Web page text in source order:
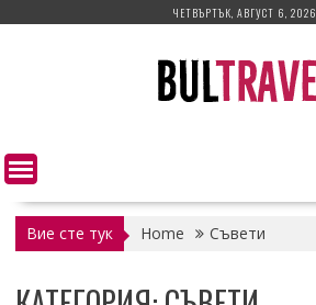
ЧЕТВЪРТЪК, АВГУСТ 6, 2026
Вие сте тук Home Съвети